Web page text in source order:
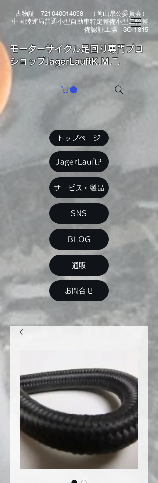
古物証721040014098（岡山県公委員会）
中国陸運局普通小型自動車特定整備小型二輪整
備認証工場 3O-1815
​モーターサイクル足回り専門プロ
ショップJagerLauftK.M.T.
トップページ
JagerLauft?
サービス・製品
SNS
BLOG
通販
お問合せ